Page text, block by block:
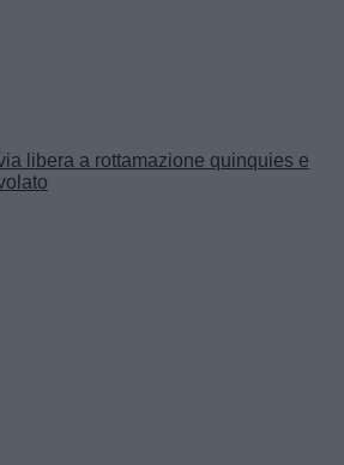
libera a rottamazione quinquies e